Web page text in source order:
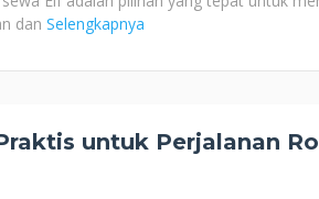
dan Selengkapnya
untuk Perjalanan